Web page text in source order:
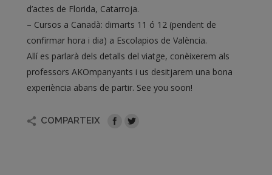
d’actes de Florida, Catarroja.
– Cursos a Canadà: dimarts 11 ó 12 (pendent de
confirmar hora i dia) a Escolapios de València.
Allí es parlarà dels detalls del viatge, conèixerem als
professors AKOmpanyants i us desitjarem una bona
experiència abans de partir. See you soon!
COMPARTEIX